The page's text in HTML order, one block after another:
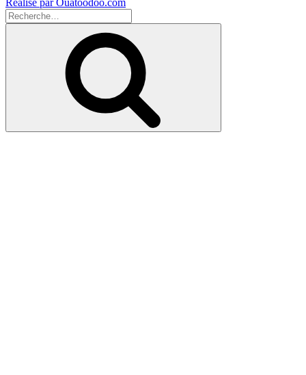
Réalisé par Ouatoodoo.com
Recherche
pour